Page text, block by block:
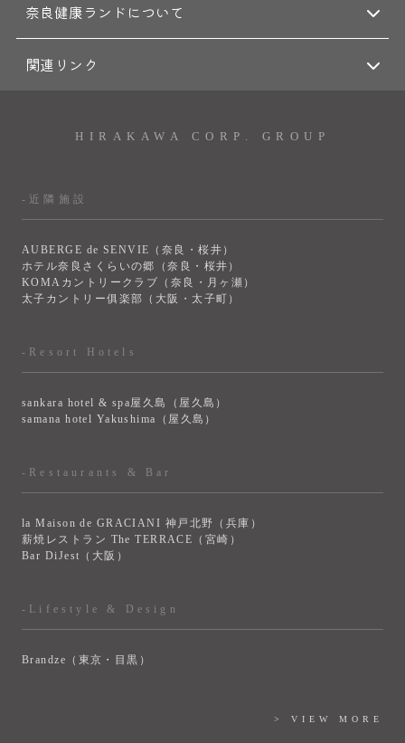
奈良健康ランドについて
関連リンク
HIRAKAWA CORP. GROUP
-近隣施設
AUBERGE de SENVIE（奈良・桜井）
ホテル奈良さくらいの郷（奈良・桜井）
KOMAカントリークラブ（奈良・月ヶ瀬）
太子カントリー俱楽部（大阪・太子町）
-Resort Hotels
sankara hotel & spa屋久島（屋久島）
samana hotel Yakushima（屋久島）
-Restaurants & Bar
la Maison de GRACIANI 神戸北野（兵庫）
薪焼レストラン The TERRACE（宮崎）
Bar DiJest（大阪）
-Lifestyle & Design
Brandze（東京・目黒）
> VIEW MORE